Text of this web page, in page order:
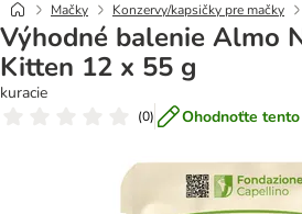
Mačky Konzervy/kapsičky pre mačky
Výhodné balenie Almo
Kitten 12 x 55 g
kuracie
(0) Ohodnoťte